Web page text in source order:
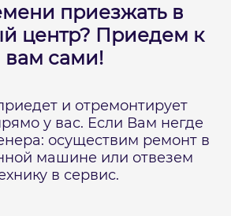
приезжать в
центр? Приедем к
вам сами!
и отремонтирует
у вас. Если Вам негде
осуществим ремонт в
машине или отвезем
в сервис.